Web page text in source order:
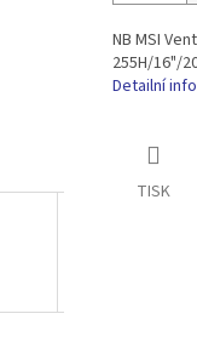
NB MSI
255H/16"/
Detailní
TISK